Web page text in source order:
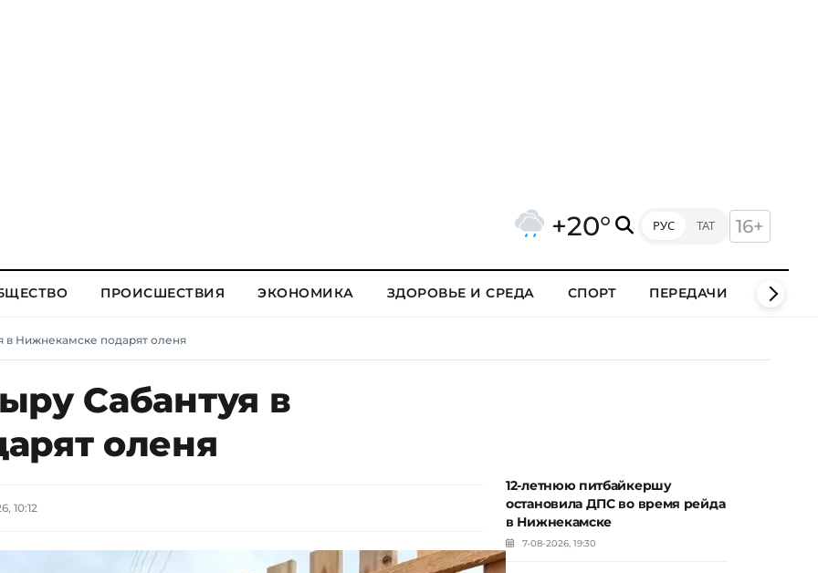
+20° РУС ТАТ 16+
ПРОИСШЕСТВИЯ ЭКОНОМИКА ЗДОРОВЬЕ И СРЕДА СПОРТ ПЕРЕДАЧИ КЛИПЫ
в Нижнекамске подарят оленя
Сабантуя в
оленя
10:12
12-летнюю питбайкершу
остановила ДПС во время рейда
в Нижнекамске
7-08-2026, 19:30